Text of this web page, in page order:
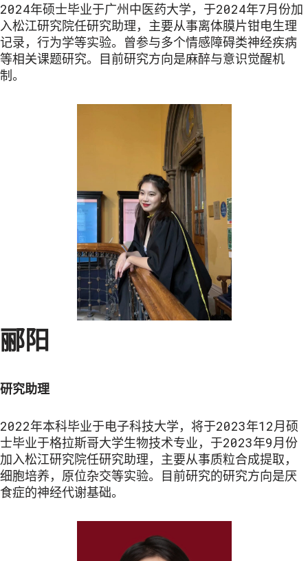
2024年硕士毕业于广州中医药大学，于2024年7月份加
入松江研究院任研究助理，主要从事离体膜片钳电生理
记录，行为学等实验。曾参与多个情感障碍类神经疾病
等相关课题研究。目前研究方向是麻醉与意识觉醒机
制。
郦阳
研究助理
2022年本科毕业于电子科技大学，将于2023年12月硕
士毕业于格拉斯哥大学生物技术专业，于2023年9月份
加入松江研究院任研究助理，主要从事质粒合成提取，
细胞培养，原位杂交等实验。目前研究的研究方向是厌
食症的神经代谢基础。